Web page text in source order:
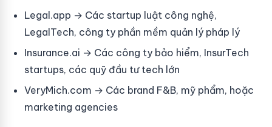
Legal.app → Các startup luật công nghệ,
LegalTech, công ty phần mềm quản lý pháp lý
Insurance.ai → Các công ty bảo hiểm, InsurTech
startups, các quỹ đầu tư tech lớn
VeryMich.com → Các brand F&B, mỹ phẩm, hoặc
marketing agencies